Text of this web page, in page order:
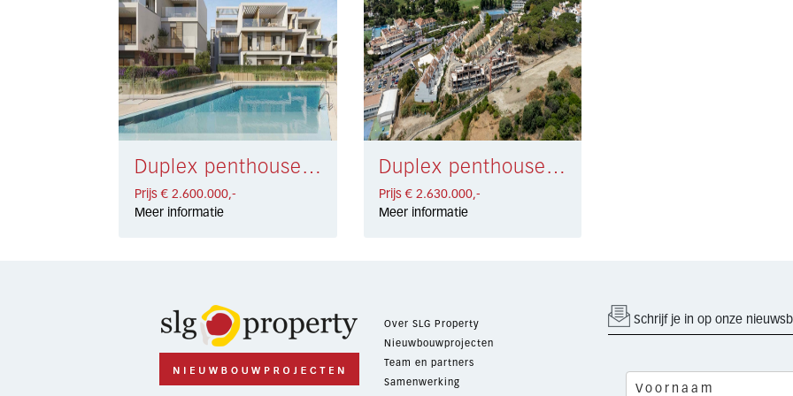
Duplex penthouse Nueva Andalucía € 2.600.000,-
Prijs € 2.600.000,-
Meer informatie
Duplex penthouse Aloha Golf € 2.630.000,-
Prijs € 2.630.000,-
Meer informatie
Over SLG Property
Nieuwbouwprojecten
Team en partners
Samenwerking
Schrijf je in op onze